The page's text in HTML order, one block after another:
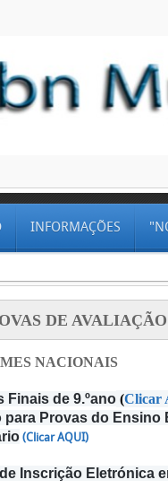
INFORMAÇÕES
DE
NACIONAIS
Finais de 9.ºano (Clicar
para Provas do Ensino
(Clicar AQUI)
Inscrição Eletrónica